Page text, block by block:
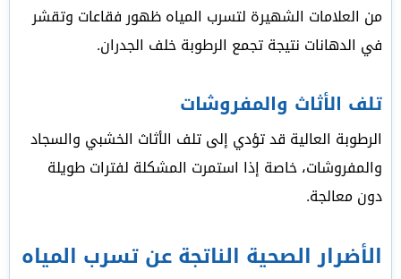
من العلامات الشهيرة لتسرب المياه ظهور فقاعات وتقشر
في الدهانات نتيجة تجمع الرطوبة خلف الجدران.
تلف الأثاث والمفروشات
الرطوبة العالية قد تؤدي إلى تلف الأثاث الخشبي والسجاد
والمفروشات، خاصة إذا استمرت المشكلة لفترات طويلة
دون معالجة.
الأضرار الصحية الناتجة عن تسرب المياه